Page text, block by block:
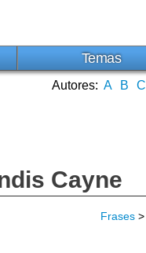
Temas
Autores: A B C
Cayne
Frases >